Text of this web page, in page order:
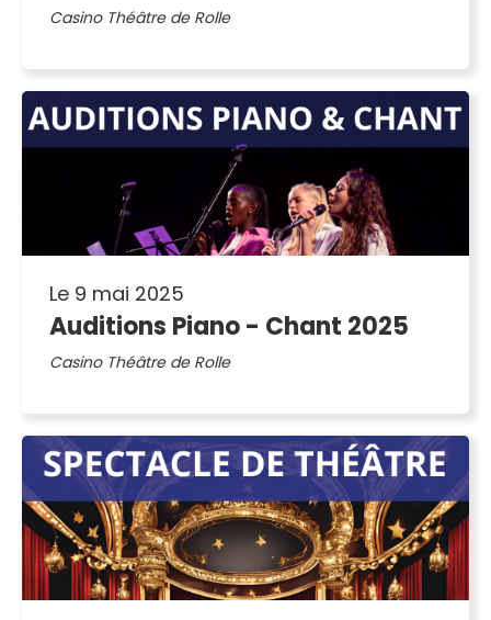
Casino Théâtre de Rolle
Le 9 mai 2025
Auditions Piano - Chant 2025
Casino Théâtre de Rolle